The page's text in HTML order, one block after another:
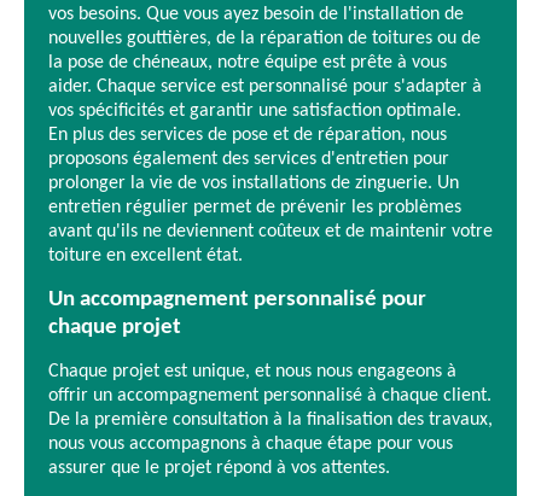
vos besoins. Que vous ayez besoin de l'installation de
nouvelles gouttières, de la réparation de toitures ou de
la pose de chéneaux, notre équipe est prête à vous
aider. Chaque service est personnalisé pour s'adapter à
vos spécificités et garantir une satisfaction optimale.
En plus des services de pose et de réparation, nous
proposons également des services d'entretien pour
prolonger la vie de vos installations de zinguerie. Un
entretien régulier permet de prévenir les problèmes
avant qu'ils ne deviennent coûteux et de maintenir votre
toiture en excellent état.
Un accompagnement personnalisé pour
chaque projet
Chaque projet est unique, et nous nous engageons à
offrir un accompagnement personnalisé à chaque client.
De la première consultation à la finalisation des travaux,
nous vous accompagnons à chaque étape pour vous
assurer que le projet répond à vos attentes.